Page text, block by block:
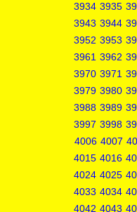
3934 3935
3943 3944
3952 3953
3961 3962
3970 3971
3979 3980
3988 3989
3997 3998
4006 4007
4015 4016
4024 4025
4033 4034
4042 4043